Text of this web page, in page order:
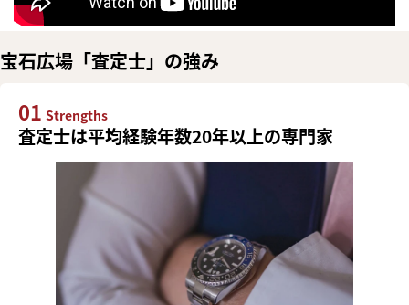
宝石広場「査定士」の強み
01 Strengths
査定士は平均経験年数20年以上の専門家